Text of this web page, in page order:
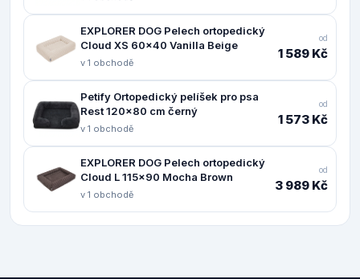
EXPLORER DOG Pelech ortopedický
Cloud XS 60x40 Vanilla Beige
v 1 obchodě
od
1 589 Kč
Petify Ortopedický pelíšek pro psa
Rest 120x80 cm černý
v 1 obchodě
od
1 573 Kč
EXPLORER DOG Pelech ortopedický
Cloud L 115x90 Mocha Brown
v 1 obchodě
od
3 989 Kč